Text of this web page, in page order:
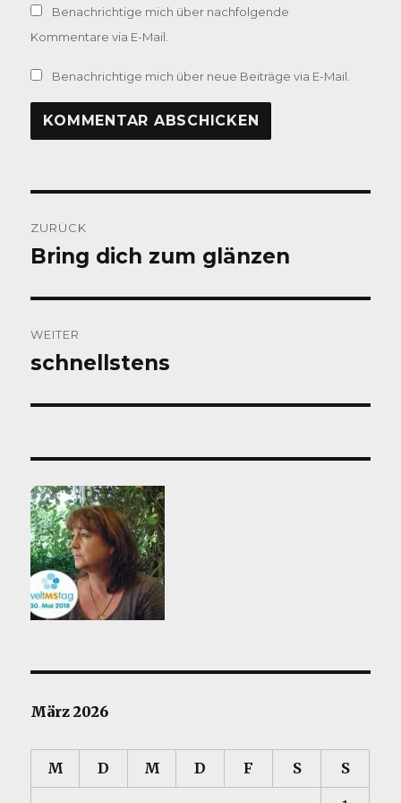
Benachrichtige mich über nachfolgende
Kommentare via E-Mail.
Benachrichtige mich über neue Beiträge via E-Mail.
ZURÜCK
Vorheriger
Bring dich zum glänzen
WEITER
Nächster
schnellstens
März 2026
M D M D F S S